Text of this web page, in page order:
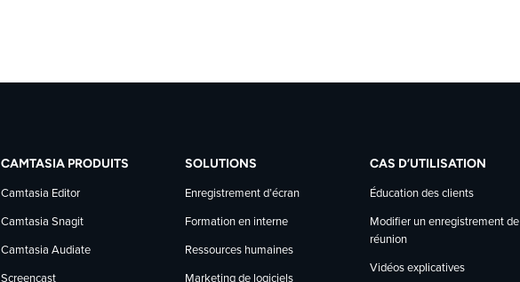
CAMTASIA PRODUITS
Camtasia Editor
Camtasia Snagit
Camtasia Audiate
Screencast
SOLUTIONS
Enregistrement d’écran
Formation en interne
Ressources humaines
Marketing de logiciels
CAS D’UTILISATION
Éducation des clients
Modifier un enregistrement de
réunion
Vidéos explicatives